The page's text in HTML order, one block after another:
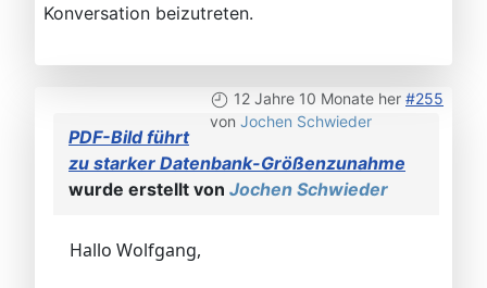
Konversation beizutreten.
12 Jahre 10 Monate her #255
von Jochen Schwieder
PDF-Bild führt
zu starker Datenbank-Größenzunahme
wurde erstellt von Jochen Schwieder
Hallo Wolfgang,